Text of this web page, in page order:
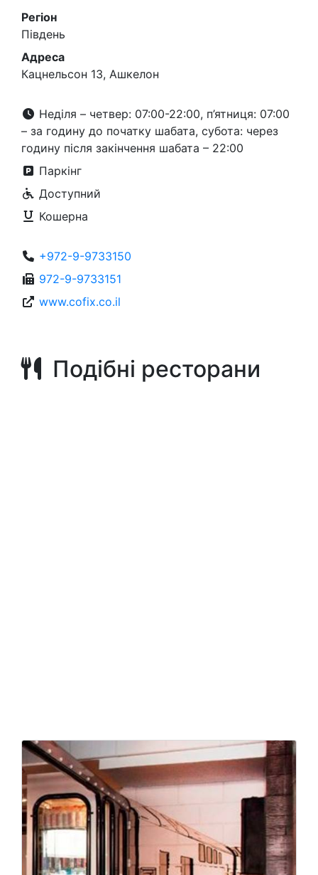
Регіон
Південь
Адреса
Кацнельсон 13, Ашкелон
Неділя – четвер: 07:00-22:00, п’ятниця: 07:00
– за годину до початку шабата, субота: через
годину після закінчення шабата – 22:00
Паркінг
Доступний
Кошерна
+972-9-9733150
972-9-9733151
www.cofix.co.il
Подібні ресторани